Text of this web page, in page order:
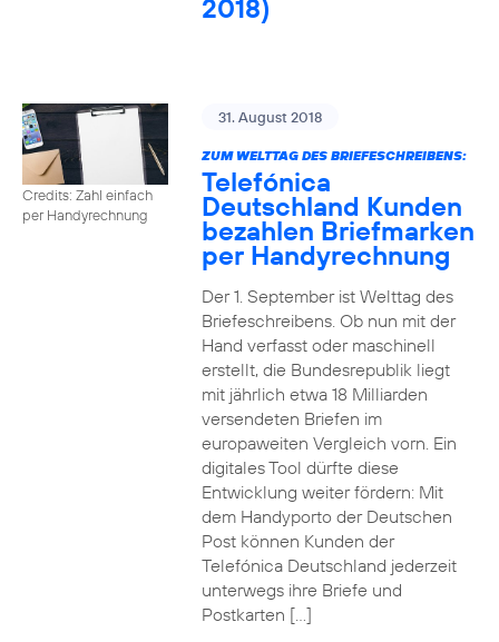
2018)
Credits: Zahl einfach
per Handyrechnung
31. August 2018
ZUM WELTTAG DES BRIEFESCHREIBENS:
Telefónica
Deutschland Kunden
bezahlen Briefmarken
per Handyrechnung
Der 1. September ist Welttag des
Briefeschreibens. Ob nun mit der
Hand verfasst oder maschinell
erstellt, die Bundesrepublik liegt
mit jährlich etwa 18 Milliarden
versendeten Briefen im
europaweiten Vergleich vorn. Ein
digitales Tool dürfte diese
Entwicklung weiter fördern: Mit
dem Handyporto der Deutschen
Post können Kunden der
Telefónica Deutschland jederzeit
unterwegs ihre Briefe und
Postkarten […]